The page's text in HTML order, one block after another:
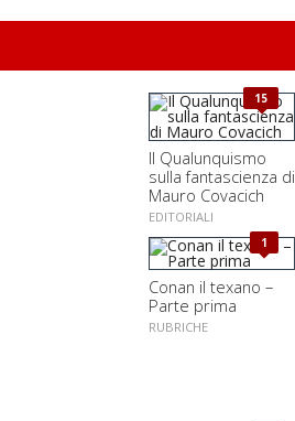
15
Il Qualunquismo
sulla fantascienza di
Mauro Covacich
EDITORIALI
1
Conan il texano –
Parte prima
RUBRICHE